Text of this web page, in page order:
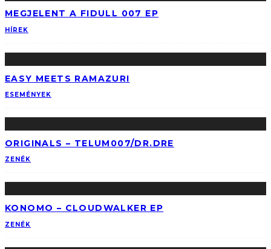
MEGJELENT A FIDULL 007 EP
HÍREK
EASY MEETS RAMAZURI
ESEMÉNYEK
ORIGINALS – TELUM007/DR.DRE
ZENÉK
KONOMO – CLOUDWALKER EP
ZENÉK